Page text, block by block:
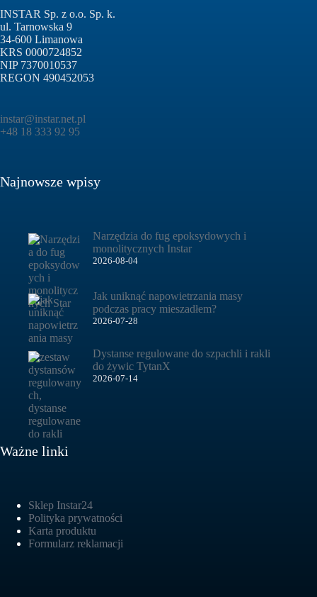
INSTAR Sp. z o.o. Sp. k.
ul. Tarnowska 9
34-600 Limanowa
KRS 0000724852
NIP 7370010537
REGON 490452053
instar@instar.net.pl
+48 18 333 92 95
Najnowsze wpisy
Narzędzia do fug epoksydowych i
monolitycznych Instar
2026-08-04
Jak uniknąć napowietrzania masy
podczas pracy mieszadłem?
2026-07-28
Dystanse regulowane do szpachli i rakli
do żywic TytanX
2026-07-14
Ważne linki
Sklep Instar24
Polityka prywatności
Karta produktu
Formularz reklamacji